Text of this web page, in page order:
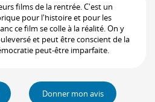
films de la rentrée. C'est un
pour l'histoire et pour les
ce film se colle à la réalité. On y
et peut être conscient de la
peut-être imparfaite.
Donner mon avis